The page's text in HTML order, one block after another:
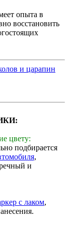
опыта в
восстановить
и царапин
цвету:
подбирается
,
и
с лаком,